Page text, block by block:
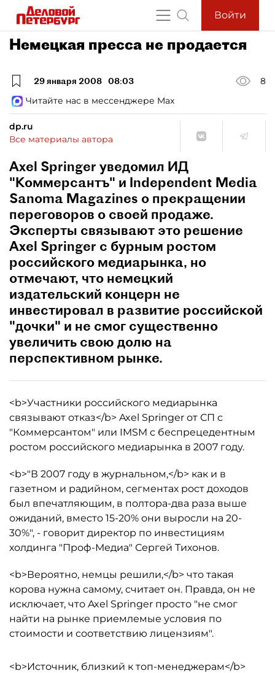
Войти
Немецкая пресса не продается
29 января 2008 08:03
8
Читайте нас в мессенджере Max
dp.ru
Все материалы автора
Axel Springer уведомил ИД
"Коммерсантъ" и Independent Media
Sanoma Magazines о прекращении
переговоров о своей продаже.
Эксперты связывают это решение
Axel Springer с бурным ростом
российского медиарынка, но
отмечают, что немецкий
издательский концерн не
инвестировал в развитие российской
"дочки" и не смог существенно
увеличить свою долю на
перспективном рынке.
<b>Участники российского медиарынка
связывают отказ</b> Axel Springer от СП с
"Коммерсантом" или IMSM с беспрецедентным
ростом российского медиарынка в 2007 году.
<b>"В 2007 году в журнальном,</b> как и в
газетном и радийном, сегментах рост доходов
был впечатляющим, в полтора-два раза выше
ожиданий, вместо 15-20% они выросли на 20-
30%", - говорит директор по инвестициям
холдинга "Проф-Медиа" Сергей Тихонов.
<b>Вероятно, немцы решили,</b> что такая
корова нужна самому, считает он. Правда, он не
исключает, что Axel Springer просто "не смог
найти на рынке приемлемые условия по
стоимости и соответствию лицензиям".
<b>Источник, близкий к топ-менеджерам</b>